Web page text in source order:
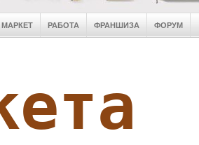
МАРКЕТ РАБОТА ФРАНШИЗА ФОРУМ